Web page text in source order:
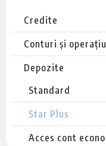
Credite
Conturi și
Depozite
Standard
Star Plus
Acces cont